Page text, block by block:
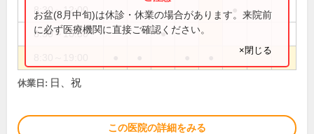
8:30～12:00
8:30～16:30 ●
お盆(8月中旬)は休診・休業の場合があります。来院前
に必ず医療機関に直接ご確認ください。
×閉じる
休業日: 日、祝
この医院の詳細をみる